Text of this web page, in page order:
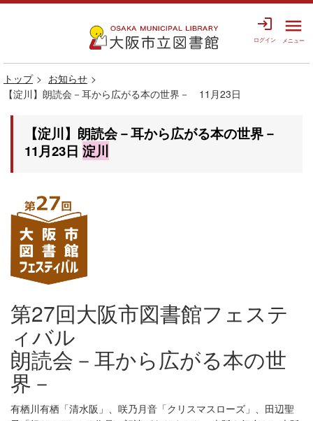
login
ログイン
menu
メニュー
トップ
お知らせ
【淀川】朗読会－耳から広がる本の世界－ 11月23日
【淀川】朗読会－耳から広がる本の世界－
11月23日 淀川
第27回大阪市図書館フェステ
ィバル
朗読会－耳から広がる本の世
界－
有栖川有栖「清水阪」、咲乃月音「クリスマスローズ」、田辺聖